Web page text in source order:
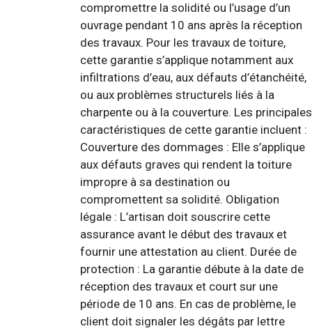
compromettre la solidité ou l’usage d’un
ouvrage pendant 10 ans après la réception
des travaux. Pour les travaux de toiture,
cette garantie s’applique notamment aux
infiltrations d’eau, aux défauts d’étanchéité,
ou aux problèmes structurels liés à la
charpente ou à la couverture. Les principales
caractéristiques de cette garantie incluent :
Couverture des dommages : Elle s’applique
aux défauts graves qui rendent la toiture
impropre à sa destination ou
compromettent sa solidité. Obligation
légale : L’artisan doit souscrire cette
assurance avant le début des travaux et
fournir une attestation au client. Durée de
protection : La garantie débute à la date de
réception des travaux et court sur une
période de 10 ans. En cas de problème, le
client doit signaler les dégâts par lettre